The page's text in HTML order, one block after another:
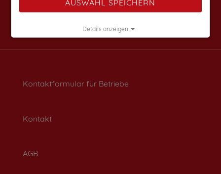
Kontaktformular für Betriebe
Kontakt
AGB
AUSWAHL SPEICHERN
Details anzeigen
Impressum|Datenschutz